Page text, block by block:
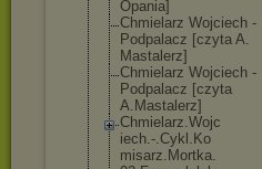
Opania]
Chmielarz Wojciech -
Podpalacz [czyta A.
Mastalerz]
Chmielarz Wojciech -
Podpalacz [czyta
A.Mastalerz]
Chmielarz.Wojc
iech.-.Cykl.Ko
misarz.Mortka.